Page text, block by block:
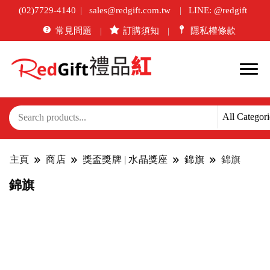
(02)7729-4140 sales@redgift.com.tw LINE: @redgift
常見問題 訂購須知 隱私權條款
主頁 商店 獎盃獎牌 | 水晶獎座 錦旗 錦旗
錦旗